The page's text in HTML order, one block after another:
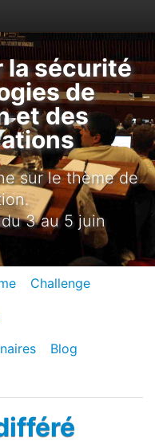
la sécurité
de
et des
sur le thème de
3 au 5 juin
Challenge
Blog